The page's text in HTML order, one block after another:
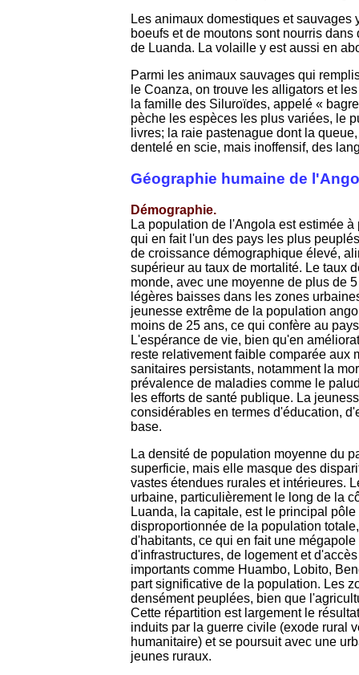
Les animaux domestiques et sauvages
boeufs et de moutons sont nourris
de Luanda. La volaille y est aussi en
Parmi les animaux sauvages qui
le Coanza, on trouve les alligators et
la famille des Siluroïdes, appelé «
pèche les espèces les plus variées, le
livres; la raie pastenague dont la
dentelé en scie, mais inoffensif, des
Géographie humaine de
Démographie.
La population de l'Angola est estimée
qui en fait l'un des pays les plus
de croissance démographique élevé,
supérieur au taux de mortalité. Le taux
monde, avec une moyenne de plus de
légères baisses dans les zones
jeunesse extrême de la population
moins de 25 ans, ce qui confère au
L'espérance de vie, bien qu'en
reste relativement faible comparée aux
sanitaires persistants, notamment la
prévalence de maladies comme le
les efforts de santé publique. La
considérables en termes d'éducation,
base.
La densité de population moyenne du
superficie, mais elle masque des
vastes étendues rurales et intérieures.
urbaine, particulièrement le long de la
Luanda, la capitale, est le principal
disproportionnée de la population
d'habitants, ce qui en fait une
d'infrastructures, de logement et
importants comme Huambo, Lobito,
part significative de la population. Les
densément peuplées, bien que
Cette répartition est largement le
induits par la guerre civile (exode rural
humanitaire) et se poursuit avec une
jeunes ruraux.